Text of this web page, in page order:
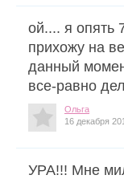
ой.... я опять
прихожу на
данный
все-равно
Ольга
16 декабря
УРА!!! Мне